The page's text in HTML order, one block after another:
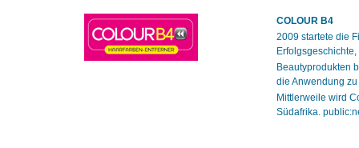
COLOUR B4
2009 startete die
Beautyprodukten
die Anwendung
Mittlerweile wird
Südafrika.